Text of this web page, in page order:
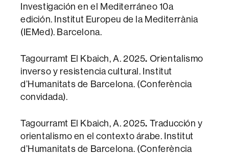
Investigación en el Mediterráneo 10a
edición. Institut Europeu de la Mediterrània
(IEMed). Barcelona.
Tagourramt El Kbaich, A. 2025. Orientalismo
inverso y resistencia cultural. Institut
d’Humanitats de Barcelona. (Conferència
convidada).
Tagourramt El Kbaich, A. 2025. Traducción y
orientalismo en el contexto árabe. Institut
d’Humanitats de Barcelona. (Conferència